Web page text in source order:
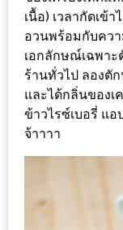
รอย
น้า
อ้วน
ชวน
หิว
เนื้อ) เวลากัดเข้
อวนพร้อมกับคว
เอกลักษณ์เฉพาะ
ร้านทั่วไป ลองตั
และได้กลิ่นของเ
ข้าวไรซ์เบอรี่ แ
จ้าาาา